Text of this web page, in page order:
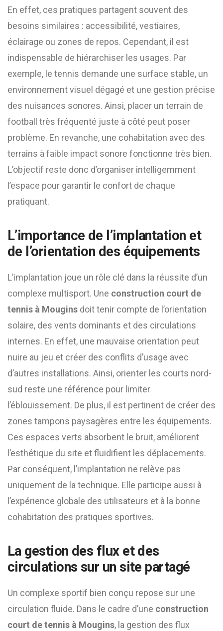
En effet, ces pratiques partagent souvent des
besoins similaires : accessibilité, vestiaires,
éclairage ou zones de repos. Cependant, il est
indispensable de hiérarchiser les usages. Par
exemple, le tennis demande une surface stable, un
environnement visuel dégagé et une gestion précise
des nuisances sonores. Ainsi, placer un terrain de
football très fréquenté juste à côté peut poser
problème. En revanche, une cohabitation avec des
terrains à faible impact sonore fonctionne très bien.
L’objectif reste donc d’organiser intelligemment
l’espace pour garantir le confort de chaque
pratiquant.
L’importance de l’implantation et
de l’orientation des équipements
L’implantation joue un rôle clé dans la réussite d’un
complexe multisport. Une construction court de
tennis à Mougins doit tenir compte de l’orientation
solaire, des vents dominants et des circulations
internes. En effet, une mauvaise orientation peut
nuire au jeu et créer des conflits d’usage avec
d’autres installations. Ainsi, orienter les courts nord-
sud reste une référence pour limiter
l’éblouissement. De plus, il est pertinent de créer des
zones tampons paysagères entre les équipements.
Ces espaces verts absorbent le bruit, améliorent
l’esthétique du site et fluidifient les déplacements.
Par conséquent, l’implantation ne relève pas
uniquement de la technique. Elle participe aussi à
l’expérience globale des utilisateurs et à la bonne
cohabitation des pratiques sportives.
La gestion des flux et des
circulations sur un site partagé
Un complexe sportif bien conçu repose sur une
circulation fluide. Dans le cadre d’une construction
court de tennis à Mougins, la gestion des flux